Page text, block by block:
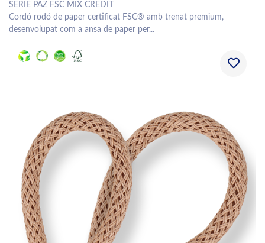
SERIE PAZ FSC MIX CREDIT
Cordó rodó de paper certificat FSC® amb trenat premium,
desenvolupat com a ansa de paper per...